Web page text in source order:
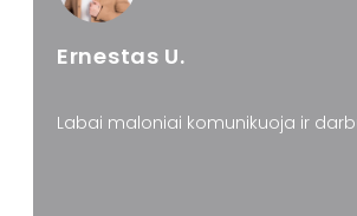
Ernestas U.
Labai maloniai komunikuoja ir